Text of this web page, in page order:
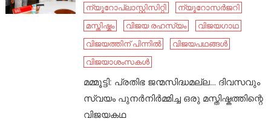
ന്യൂറോപ്ലാസ്റ്റിസിറ്റി
ന്യൂറോസർജറി
മസ്തിഷ്കം
വിജയ രഹസ്യം
വിജയഗാഥ
വിജയത്തിന് പിന്നിൽ
വിജയപഥങ്ങൾ
വിജയാശംസകൾ
മമ്മൂട്ടി: പ്രതിഭ ജന്മസിദ്ധമല്ല… ദിവസവും
സ്വയം പുനർനിർമ്മിച്ച ഒരു മസ്തിഷ്കത്തിന്റെ
വിജയകഥ